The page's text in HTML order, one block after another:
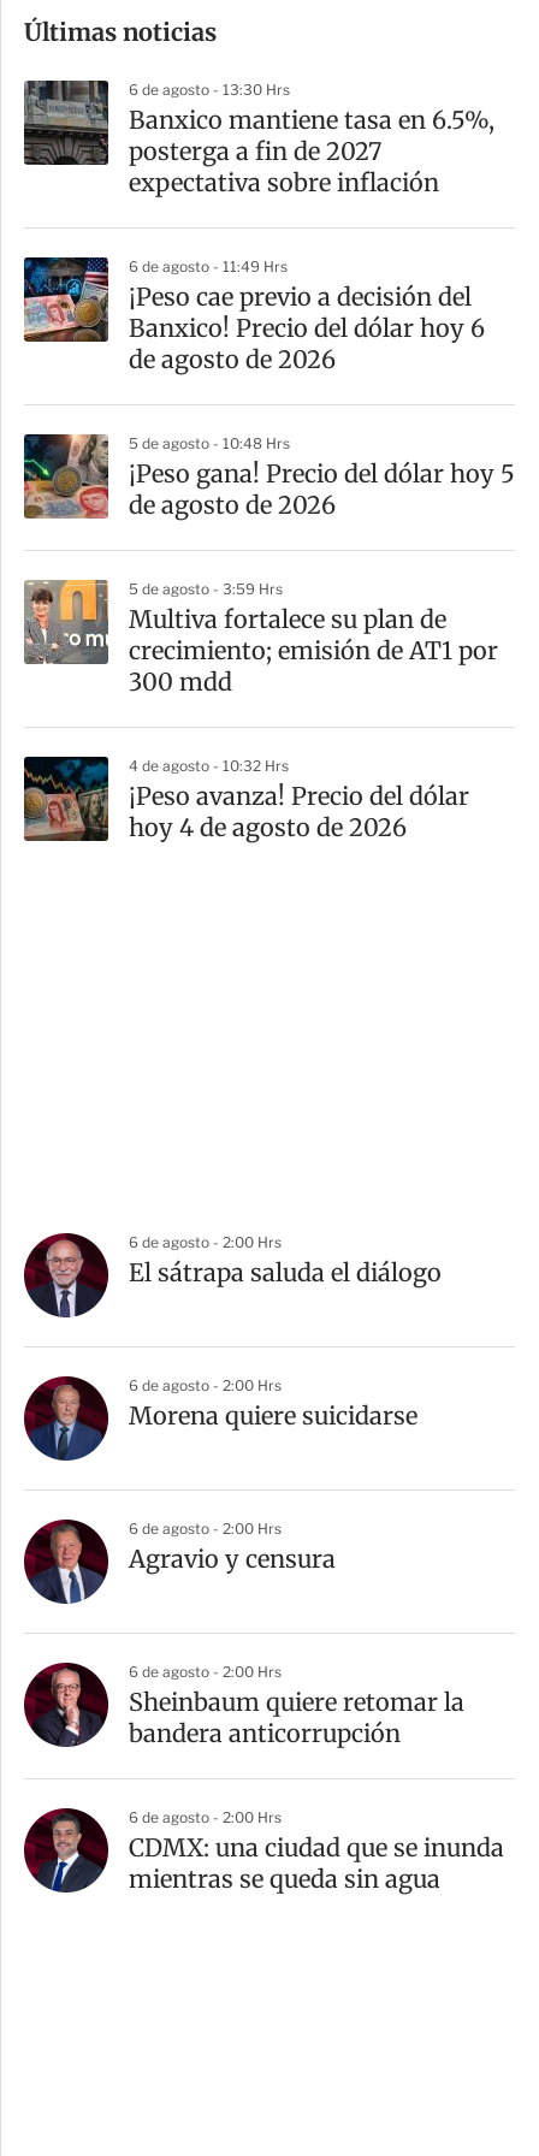
m
a
r
t
Últimas noticias
6 de agosto - 13:30 Hrs
Banxico mantiene tasa en 6.5%,
posterga a fin de 2027
expectativa sobre inflación
6 de agosto - 11:49 Hrs
¡Peso cae previo a decisión del
Banxico! Precio del dólar hoy 6
de agosto de 2026
5 de agosto - 10:48 Hrs
¡Peso gana! Precio del dólar hoy 5
de agosto de 2026
5 de agosto - 3:59 Hrs
Multiva fortalece su plan de
crecimiento; emisión de AT1 por
300 mdd
4 de agosto - 10:32 Hrs
¡Peso avanza! Precio del dólar
hoy 4 de agosto de 2026
6 de agosto - 2:00 Hrs
El sátrapa saluda el diálogo
6 de agosto - 2:00 Hrs
Morena quiere suicidarse
6 de agosto - 2:00 Hrs
Agravio y censura
6 de agosto - 2:00 Hrs
Sheinbaum quiere retomar la
bandera anticorrupción
6 de agosto - 2:00 Hrs
CDMX: una ciudad que se inunda
mientras se queda sin agua